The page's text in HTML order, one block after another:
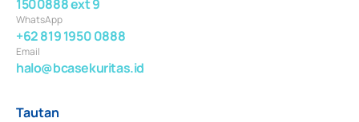
1500888 ext 9
WhatsApp
+62 819 1950 0888
Email
halo@bcasekuritas.id
Tautan